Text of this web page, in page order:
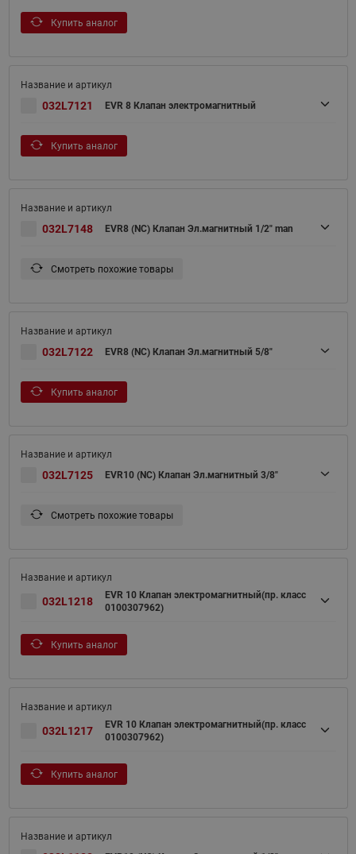
Купить аналог
032L7121 EVR 8 Клапан электромагнитный
Купить аналог
032L7148 EVR8 (NC) Клапан Эл.магнитный 1/2" man
Смотреть похожие товары
032L7122 EVR8 (NC) Клапан Эл.магнитный 5/8"
Купить аналог
032L7125 EVR10 (NC) Клапан Эл.магнитный 3/8"
Смотреть похожие товары
032L1218
EVR 10 Клапан электромагнитный(пр. класс
0100307962)
Купить аналог
032L1217
EVR 10 Клапан электромагнитный(пр. класс
0100307962)
Купить аналог